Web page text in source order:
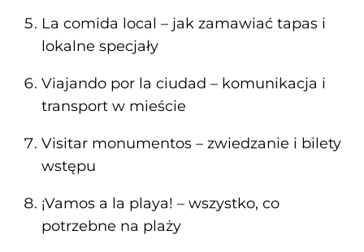
La comida local – jak zamawiać tapas i
lokalne specjały
Viajando por la ciudad – komunikacja i
transport w mieście
Visitar monumentos – zwiedzanie i bilety
wstępu
¡Vamos a la playa! – wszystko, co
potrzebne na plaży